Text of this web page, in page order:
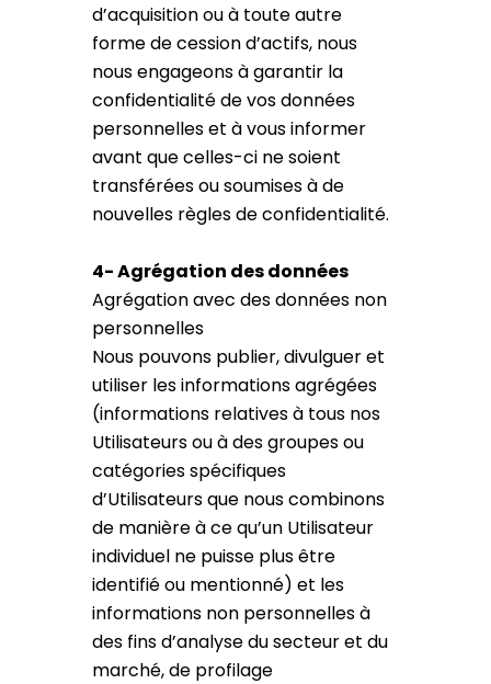
d’acquisition ou à toute autre
forme de cession d’actifs, nous
nous engageons à garantir la
confidentialité de vos données
personnelles et à vous informer
avant que celles-ci ne soient
transférées ou soumises à de
nouvelles règles de confidentialité.
4- Agrégation des données
Agrégation avec des données non
personnelles
Nous pouvons publier, divulguer et
utiliser les informations agrégées
(informations relatives à tous nos
Utilisateurs ou à des groupes ou
catégories spécifiques
d’Utilisateurs que nous combinons
de manière à ce qu’un Utilisateur
individuel ne puisse plus être
identifié ou mentionné) et les
informations non personnelles à
des fins d’analyse du secteur et du
marché, de profilage